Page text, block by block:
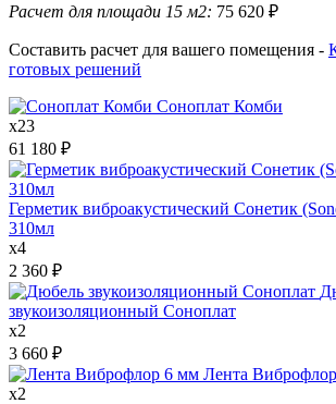
Расчет для площади 15 м2: 75 620 ₽
Составить расчет для вашего помещения -
готовых решений
Соноплат Комби
x23
61 180 ₽
Герметик виброакустический Сонетик
310мл
x4
2 360 ₽
звукоизоляционный Соноплат
x2
3 660 ₽
Лента
x2